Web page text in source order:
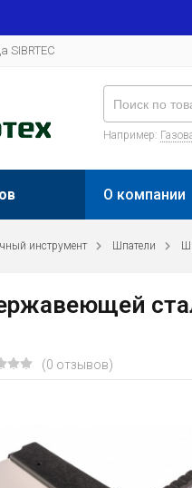
SIBRTEC
Например:
О компании
инструмент Шпатели
(0 отзывов)